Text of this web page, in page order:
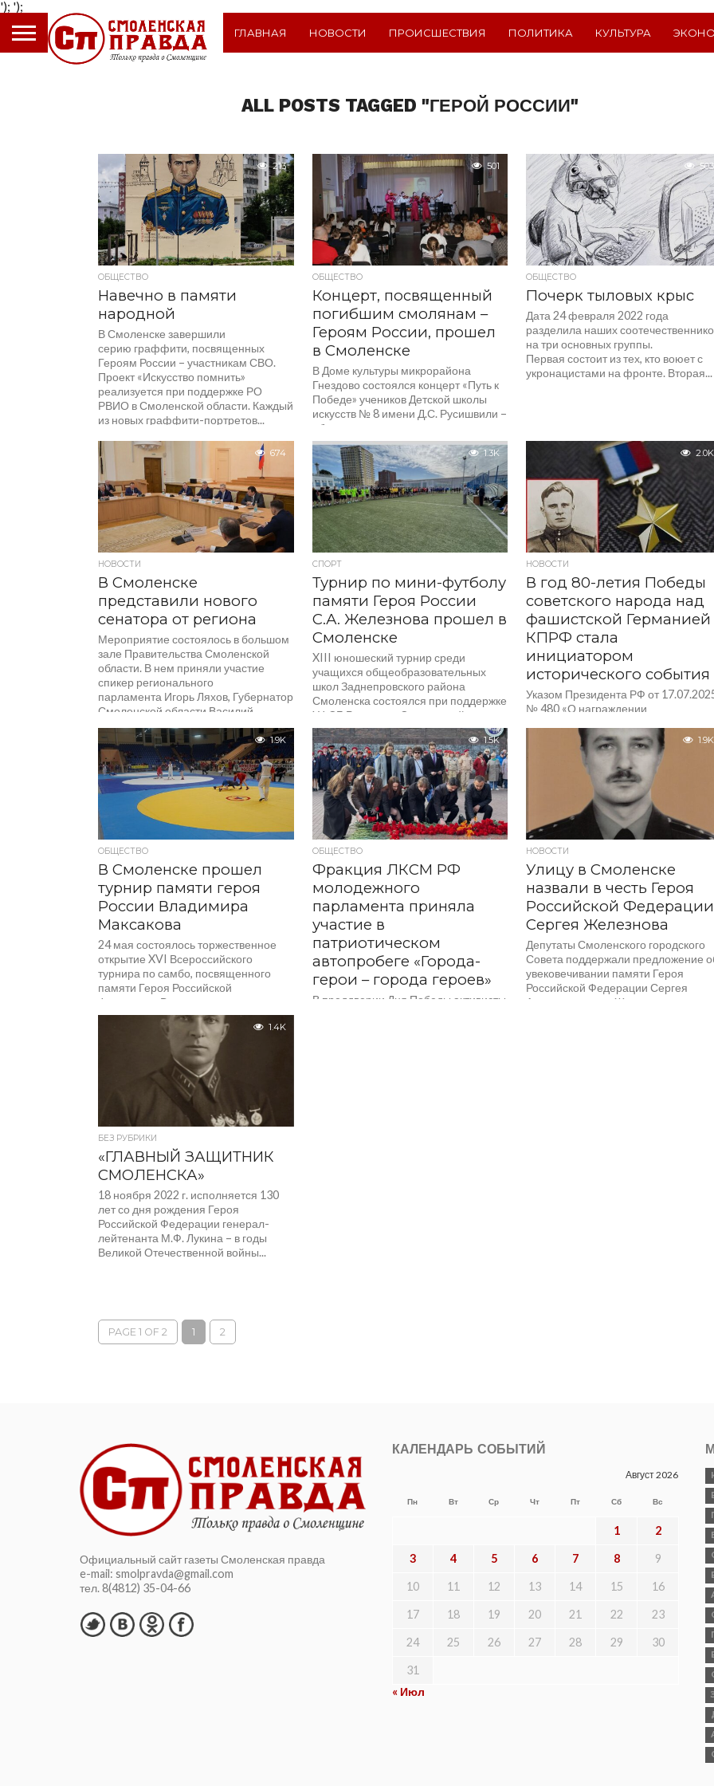
');
ГЛАВНАЯ НОВОСТИ ПРОИСШЕСТВИЯ ПОЛИТИКА КУЛЬТУРА
ALL POSTS TAGGED "ГЕРОЙ РОССИИ"
213
ОБЩЕСТВО
Навечно в памяти
народной
В Смоленске завершили
серию граффити, посвященных
Героям России – участникам СВО.
Проект «Искусство помнить»
реализуется при поддержке РО
РВИО в Смоленской области. Каждый
из новых граффити-портретов...
501
ОБЩЕСТВО
Концерт, посвященный
погибшим смолянам –
Героям России, прошел
в Смоленске
В Доме культуры микрорайона
Гнездово состоялся концерт «Путь к
Победе» учеников Детской школы
искусств № 8 имени Д.С. Русишвили –
образцовых самодеятельных...
503
ОБЩЕСТВО
Почерк тыловых крыс
Дата 24 февраля 2022 года
разделила наших
на три основных группы.
Первая состоит из тех, кто воюет с
укронацистами на фронте. Вторая...
674
НОВОСТИ
В Смоленске
представили нового
сенатора от региона
Мероприятие состоялось в большом
зале Правительства Смоленской
области. В нем приняли участие
спикер регионального
парламента Игорь Ляхов, Губернатор
Смоленской области Василий
Анохин, Главный федеральный...
1.3K
СПОРТ
Турнир по мини-футболу
памяти Героя России
С.А. Железнова прошел в
Смоленске
XIII юношеский турнир среди
учащихся общеобразовательных
школ Заднепровского района
Смоленска состоялся при поддержке
УФСБ России по Смоленской
области, Смоленской областной
общественной организации...
2.0K
НОВОСТИ
В год 80-летия Победы
советского народа над
фашистской Германией
КПРФ стала
инициатором
исторического события
Указом Президента РФ от
№ 480 «О награждении
Российской Федерации» командиру
бойцов, водрузивших Знамя
над Рейхстагом, Алексею Бересту...
1.9K
ОБЩЕСТВО
В Смоленске прошел
турнир памяти героя
России Владимира
Максакова
24 мая состоялось торжественное
открытие XVI Всероссийского
турнира по самбо, посвященного
памяти Героя Российской
Федерации Владимира
Александровича Максакова и
сотрудников Росгвардии, погибших
1.5K
ОБЩЕСТВО
Фракция ЛКСМ РФ
молодежного
парламента приняла
участие в
патриотическом
автопробеге «Города-
герои – города героев»
В преддверии Дня Победы активисты
1.9K
НОВОСТИ
Улицу в Смоленске
назвали в честь Героя
Российской Федерации
Сергея Железнова
Депутаты Смоленского городского
Совета поддержали предложение
увековечивании памяти Героя
Российской Федерации Сергея
Александровича Железнова путем
1.4K
БЕЗ РУБРИКИ
«ГЛАВНЫЙ ЗАЩИТНИК
СМОЛЕНСКА»
18 ноября 2022 г. исполняется 130
лет со дня рождения Героя
Российской Федерации генерал-
лейтенанта М.Ф. Лукина – в годы
Великой Отечественной войны...
PAGE 1 OF 2 1 2
Официальный сайт газеты Смоленская правда
e-mail: smolpravda@gmail.com
тел. 8(4812) 35-04-66
КАЛЕНДАРЬ СОБЫТИЙ
Август 2026
Пн Вт Ср Чт Пт Сб Вс
1 2
3 4 5 6 7 8 9
10 11 12 13 14 15 16
17 18 19 20 21 22 23
24 25 26 27 28 29 30
31
« Июл
');